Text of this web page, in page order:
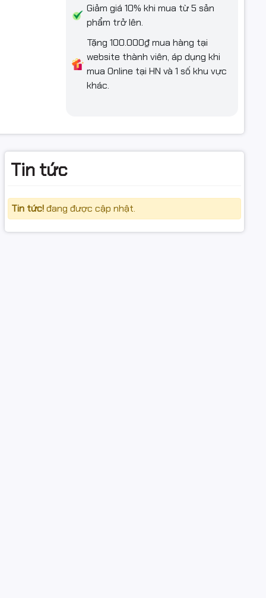
Giảm giá 10% khi mua từ 5 sản
phẩm trở lên.
Tặng 100.000₫ mua hàng tại
website thành viên, áp dụng khi
mua Online tại HN và 1 số khu vực
khác.
Tin tức
Tin tức!đang được cập nhật.
có
tiếp